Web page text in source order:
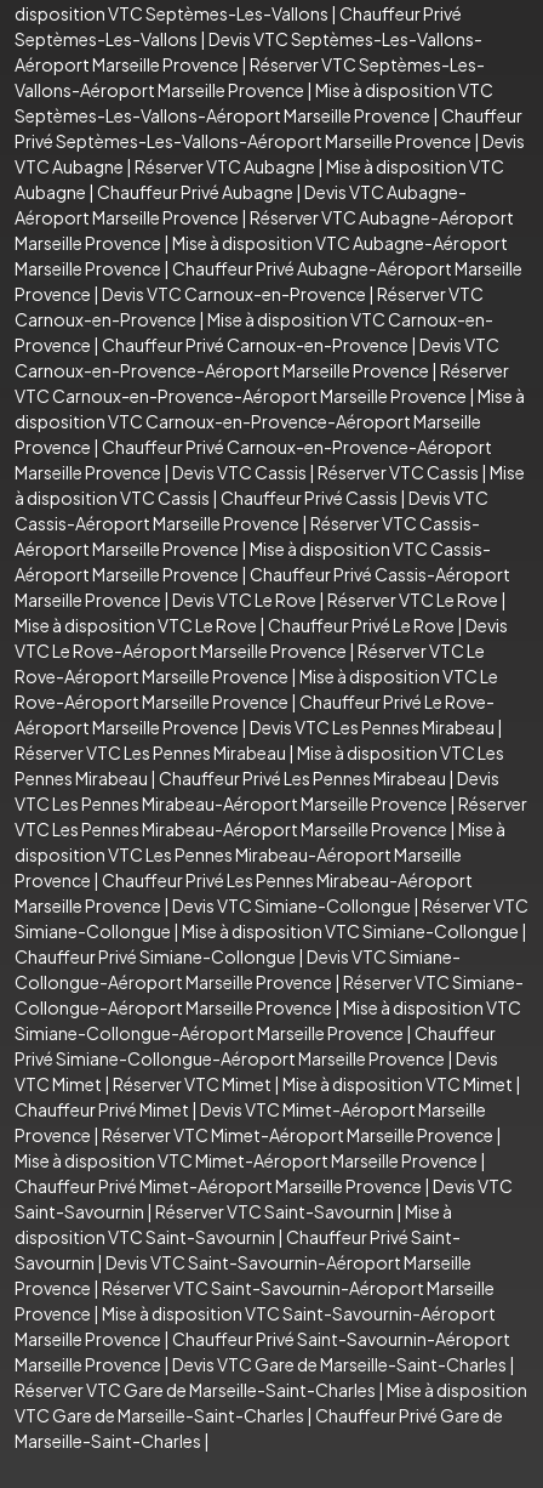
disposition VTC Septèmes-Les-Vallons | Chauffeur Privé
Septèmes-Les-Vallons | Devis VTC Septèmes-Les-Vallons-
Aéroport Marseille Provence | Réserver VTC Septèmes-Les-
Vallons-Aéroport Marseille Provence | Mise à disposition VTC
Septèmes-Les-Vallons-Aéroport Marseille Provence | Chauffeur
Privé Septèmes-Les-Vallons-Aéroport Marseille Provence | Devis
VTC Aubagne | Réserver VTC Aubagne | Mise à disposition VTC
Aubagne | Chauffeur Privé Aubagne | Devis VTC Aubagne-
Aéroport Marseille Provence | Réserver VTC Aubagne-Aéroport
Marseille Provence | Mise à disposition VTC Aubagne-Aéroport
Marseille Provence | Chauffeur Privé Aubagne-Aéroport Marseille
Provence | Devis VTC Carnoux-en-Provence | Réserver VTC
Carnoux-en-Provence | Mise à disposition VTC Carnoux-en-
Provence | Chauffeur Privé Carnoux-en-Provence | Devis VTC
Carnoux-en-Provence-Aéroport Marseille Provence | Réserver
VTC Carnoux-en-Provence-Aéroport Marseille Provence | Mise à
disposition VTC Carnoux-en-Provence-Aéroport Marseille
Provence | Chauffeur Privé Carnoux-en-Provence-Aéroport
Marseille Provence | Devis VTC Cassis | Réserver VTC Cassis | Mise
à disposition VTC Cassis | Chauffeur Privé Cassis | Devis VTC
Cassis-Aéroport Marseille Provence | Réserver VTC Cassis-
Aéroport Marseille Provence | Mise à disposition VTC Cassis-
Aéroport Marseille Provence | Chauffeur Privé Cassis-Aéroport
Marseille Provence | Devis VTC Le Rove | Réserver VTC Le Rove |
Mise à disposition VTC Le Rove | Chauffeur Privé Le Rove | Devis
VTC Le Rove-Aéroport Marseille Provence | Réserver VTC Le
Rove-Aéroport Marseille Provence | Mise à disposition VTC Le
Rove-Aéroport Marseille Provence | Chauffeur Privé Le Rove-
Aéroport Marseille Provence | Devis VTC Les Pennes Mirabeau |
Réserver VTC Les Pennes Mirabeau | Mise à disposition VTC Les
Pennes Mirabeau | Chauffeur Privé Les Pennes Mirabeau | Devis
VTC Les Pennes Mirabeau-Aéroport Marseille Provence | Réserver
VTC Les Pennes Mirabeau-Aéroport Marseille Provence | Mise à
disposition VTC Les Pennes Mirabeau-Aéroport Marseille
Provence | Chauffeur Privé Les Pennes Mirabeau-Aéroport
Marseille Provence | Devis VTC Simiane-Collongue | Réserver VTC
Simiane-Collongue | Mise à disposition VTC Simiane-Collongue |
Chauffeur Privé Simiane-Collongue | Devis VTC Simiane-
Collongue-Aéroport Marseille Provence | Réserver VTC Simiane-
Collongue-Aéroport Marseille Provence | Mise à disposition VTC
Simiane-Collongue-Aéroport Marseille Provence | Chauffeur
Privé Simiane-Collongue-Aéroport Marseille Provence | Devis
VTC Mimet | Réserver VTC Mimet | Mise à disposition VTC Mimet |
Chauffeur Privé Mimet | Devis VTC Mimet-Aéroport Marseille
Provence | Réserver VTC Mimet-Aéroport Marseille Provence |
Mise à disposition VTC Mimet-Aéroport Marseille Provence |
Chauffeur Privé Mimet-Aéroport Marseille Provence | Devis VTC
Saint-Savournin | Réserver VTC Saint-Savournin | Mise à
disposition VTC Saint-Savournin | Chauffeur Privé Saint-
Savournin | Devis VTC Saint-Savournin-Aéroport Marseille
Provence | Réserver VTC Saint-Savournin-Aéroport Marseille
Provence | Mise à disposition VTC Saint-Savournin-Aéroport
Marseille Provence | Chauffeur Privé Saint-Savournin-Aéroport
Marseille Provence | Devis VTC Gare de Marseille-Saint-Charles |
Réserver VTC Gare de Marseille-Saint-Charles | Mise à disposition
VTC Gare de Marseille-Saint-Charles | Chauffeur Privé Gare de
Marseille-Saint-Charles |